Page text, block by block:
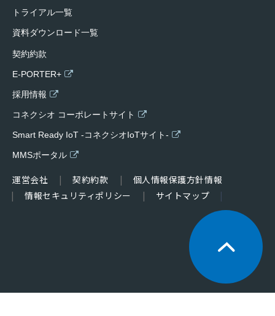
トライアル一覧
資料ダウンロード一覧
契約約款
E-PORTER+
採用情報
コネクシオ コーポレートサイト
Smart Ready IoT -コネクシオIoTサイト-
MMSポータル
運営会社 契約約款
個人情報保護方針情報
情報セキュリティポリシー
サイトマップ